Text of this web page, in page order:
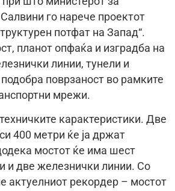
го нарече проектот
потфат на Запад“.
планот опфаќа и изградба на
линии, тунели и
подобра поврзаност во рамките
мрежи.
карактеристики. Две
400 метри ќе ја држат
мостот ќе има шест
и две железнички линии. Со
актуелниот рекордер – мостот